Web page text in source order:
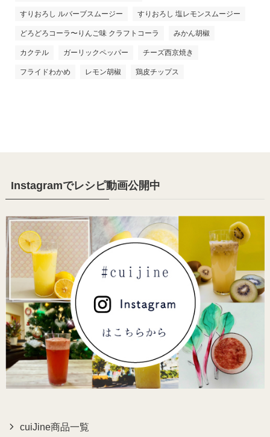
すりおろし ルバーブスムージー すりおろし 塩レモンスムージー
どろどろコーラ〜りんご味 クラフトコーラ みかん胡椒
カクテル ガーリックペッパー チーズ西京焼き
フライドわかめ レモン胡椒 鶏皮チップス
Instagramでレシピ動画公開中
cuiJine商品一覧